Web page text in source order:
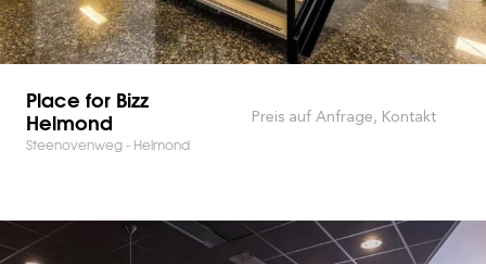
Place for Bizz
Helmond
Steenovenweg - Helmond
Preis auf Anfrage, Kontakt